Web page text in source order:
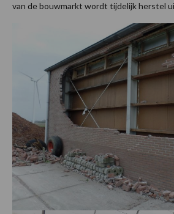
van de bouwmarkt wordt tijdelijk herstel